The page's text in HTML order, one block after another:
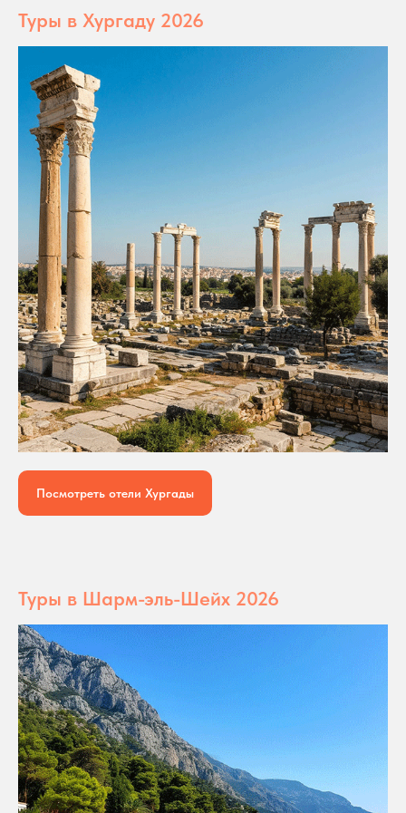
Туры в Хургаду 2026
Посмотреть отели Хургады
Туры в Шарм-эль-Шейх 2026